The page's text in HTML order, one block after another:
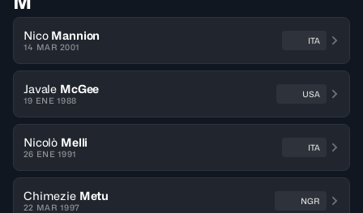
Nico Mannion
14 MAR 2001
ITA
Javale McGee
19 ENE 1988
USA
Nicolò Melli
26 ENE 1991
ITA
Chimezie Metu
22 MAR 1997
NGR